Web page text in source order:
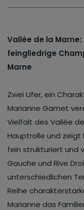
Vallée de la
feingliedrige
Marne
Zwei Ufer, ein
Marianne Gamet
Vielfalt des Vallée
Hauptrolle und zeigt
fein strukturiert und
Gauche und Rive
unterschiedlichen
Reihe
Marianne das